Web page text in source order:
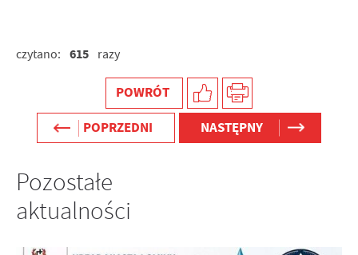
czytano: 615 razy
POWRÓT
POPRZEDNI
NASTĘPNY
Pozostałe
aktualności